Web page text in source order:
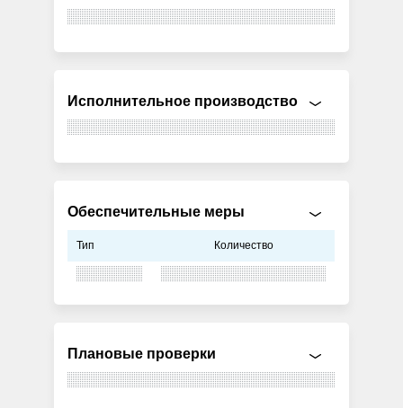
Исполнительное производство
Обеспечительные меры
Тип Количество
Плановые проверки